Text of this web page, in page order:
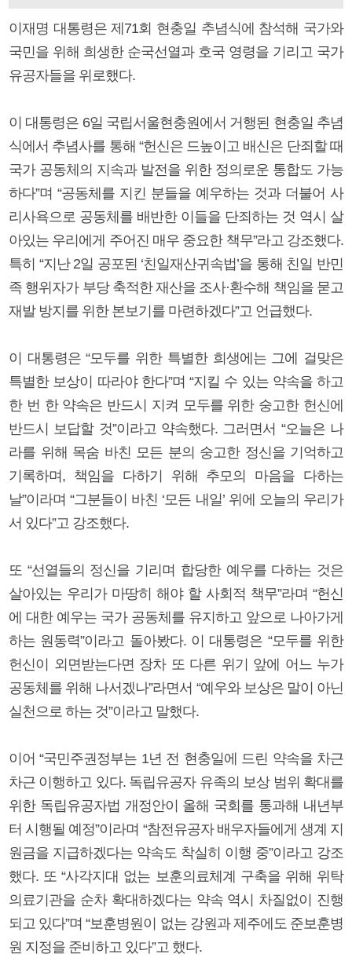
이재명 대통령은 제71회 현충일 추념식에 참석해 국가와
국민을 위해 희생한 순국선열과 호국 영령을 기리고 국가
유공자들을 위로했다.
이 대통령은 6일 국립서울현충원에서 거행된 현충일 추념
식에서 추념사를 통해 “헌신은 드높이고 배신은 단죄할 때
국가 공동체의 지속과 발전을 위한 정의로운 통합도 가능
하다”며 “공동체를 지킨 분들을 예우하는 것과 더불어 사
리사욕으로 공동체를 배반한 이들을 단죄하는 것 역시 살
아있는 우리에게 주어진 매우 중요한 책무”라고 강조했다.
특히 “지난 2일 공포된 ‘친일재산귀속법’을 통해 친일 반민
족 행위자가 부당 축적한 재산을 조사·환수해 책임을 묻고
재발 방지를 위한 본보기를 마련하겠다”고 언급했다.
이 대통령은 “모두를 위한 특별한 희생에는 그에 걸맞은
특별한 보상이 따라야 한다”며 “지킬 수 있는 약속을 하고
한 번 한 약속은 반드시 지켜 모두를 위한 숭고한 헌신에
반드시 보답할 것”이라고 약속했다. 그러면서 “오늘은 나
라를 위해 목숨 바친 모든 분의 숭고한 정신을 기억하고
기록하며, 책임을 다하기 위해 추모의 마음을 다하는
날”이라며 “그분들이 바친 ‘모든 내일’ 위에 오늘의 우리가
서 있다”고 강조했다.
또 “선열들의 정신을 기리며 합당한 예우를 다하는 것은
살아있는 우리가 마땅히 해야 할 사회적 책무”라며 “헌신
에 대한 예우는 국가 공동체를 유지하고 앞으로 나아가게
하는 원동력”이라고 돌아봤다. 이 대통령은 “모두를 위한
헌신이 외면받는다면 장차 또 다른 위기 앞에 어느 누가
공동체를 위해 나서겠나”라면서 “예우와 보상은 말이 아닌
실천으로 하는 것”이라고 말했다.
이어 “국민주권정부는 1년 전 현충일에 드린 약속을 차근
차근 이행하고 있다. 독립유공자 유족의 보상 범위 확대를
위한 독립유공자법 개정안이 올해 국회를 통과해 내년부
터 시행될 예정”이라며 “참전유공자 배우자들에게 생계 지
원금을 지급하겠다는 약속도 착실히 이행 중”이라고 강조
했다. 또 “사각지대 없는 보훈의료체계 구축을 위해 위탁
의료기관을 순차 확대하겠다는 약속 역시 차질없이 진행
되고 있다”며 “보훈병원이 없는 강원과 제주에도 준보훈병
원 지정을 준비하고 있다”고 했다.